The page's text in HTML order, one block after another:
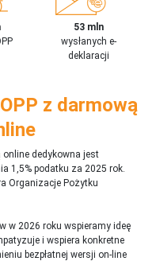
53 mln
wysłanych e-
deklaracji
z darmową
online dedykowna jest
1,5% podatku za 2025 rok.
Organizacje Pożytku
w 2026 roku wspieramy ideę
i wspiera konkretne
bezpłatnej wersji on-line